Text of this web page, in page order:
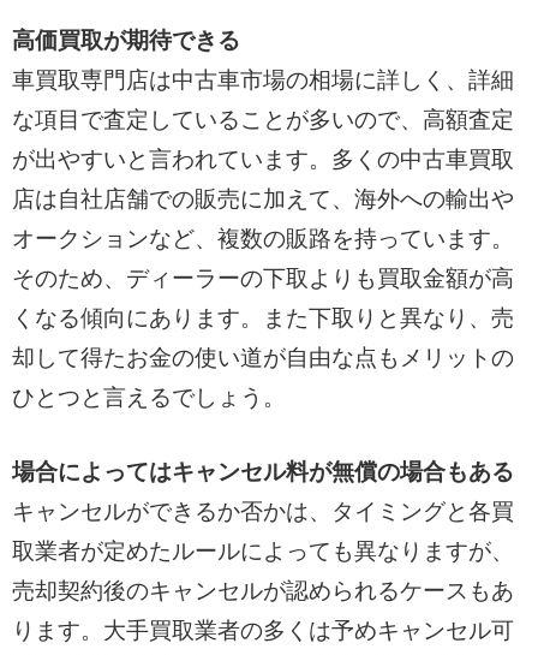
高価買取が期待できる
車買取専門店は中古車市場の相場に詳しく、詳細
な項目で査定していることが多いので、高額査定
が出やすいと言われています。多くの中古車買取
店は自社店舗での販売に加えて、海外への輸出や
オークションなど、複数の販路を持っています。
そのため、ディーラーの下取よりも買取金額が高
くなる傾向にあります。また下取りと異なり、売
却して得たお金の使い道が自由な点もメリットの
ひとつと言えるでしょう。
場合によってはキャンセル料が無償の場合もある
キャンセルができるか否かは、タイミングと各買
取業者が定めたルールによっても異なりますが、
売却契約後のキャンセルが認められるケースもあ
ります。大手買取業者の多くは予めキャンセル可